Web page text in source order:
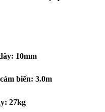
10mm
biến: 3.0m
27kg